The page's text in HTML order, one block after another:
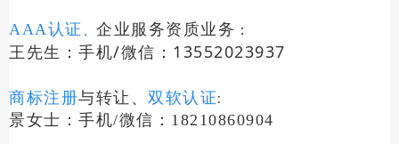
AAA认证 、 企业服务资质业务 ：
王先生：手机/微信：13552023937
商标注册与转让 、 双软认证:
景女士：手机/微信：18210860904